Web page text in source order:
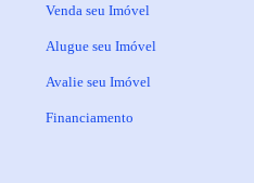
Venda seu Imóvel
Alugue seu Imóvel
Avalie seu Imóvel
Financiamento